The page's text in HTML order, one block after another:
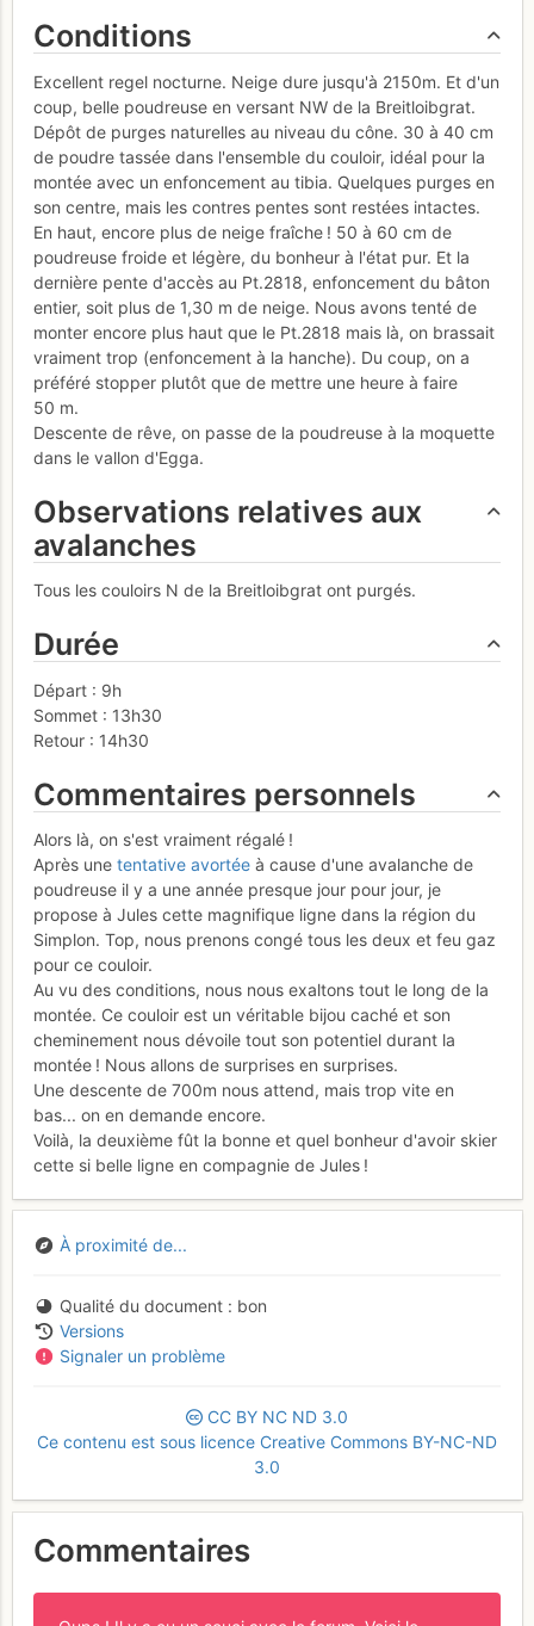
Conditions
Excellent regel nocturne. Neige dure jusqu'à 2150m. Et d'un
coup, belle poudreuse en versant NW de la Breitloibgrat.
Dépôt de purges naturelles au niveau du cône. 30 à 40 cm
de poudre tassée dans l'ensemble du couloir, idéal pour la
montée avec un enfoncement au tibia. Quelques purges en
son centre, mais les contres pentes sont restées intactes.
En haut, encore plus de neige fraîche ! 50 à 60 cm de
poudreuse froide et légère, du bonheur à l'état pur. Et la
dernière pente d'accès au Pt.2818, enfoncement du bâton
entier, soit plus de 1,30 m de neige. Nous avons tenté de
monter encore plus haut que le Pt.2818 mais là, on brassait
vraiment trop (enfoncement à la hanche). Du coup, on a
préféré stopper plutôt que de mettre une heure à faire
50 m.
Descente de rêve, on passe de la poudreuse à la moquette
dans le vallon d'Egga.
Observations relatives aux
avalanches
Tous les couloirs N de la Breitloibgrat ont purgés.
Durée
Départ : 9h
Sommet : 13h30
Retour : 14h30
Commentaires personnels
Alors là, on s'est vraiment régalé !
Après une tentative avortée à cause d'une avalanche de
poudreuse il y a une année presque jour pour jour, je
propose à Jules cette magnifique ligne dans la région du
Simplon. Top, nous prenons congé tous les deux et feu gaz
pour ce couloir.
Au vu des conditions, nous nous exaltons tout le long de la
montée. Ce couloir est un véritable bijou caché et son
cheminement nous dévoile tout son potentiel durant la
montée ! Nous allons de surprises en surprises.
Une descente de 700m nous attend, mais trop vite en
bas... on en demande encore.
Voilà, la deuxième fût la bonne et quel bonheur d'avoir skier
cette si belle ligne en compagnie de Jules !
À proximité de...
Qualité du document
bon
Versions
Signaler un problème
CC BY NC ND 3.0
Ce contenu est sous licence Creative Commons BY-NC-ND
3.0
Commentaires